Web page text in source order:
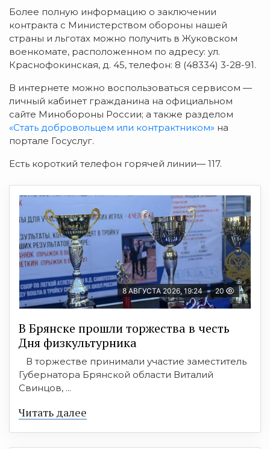
Более полную информацию о заключении
контракта с Министерством обороны нашей
страны и льготах можно получить в Жуковском
военкомате, расположенном по адресу: ул.
Краснофокинская, д. 45, телефон: 8 (48334) 3-28-91.
В интернете можно воспользоваться сервисом —
личный кабинет гражданина на официальном
сайте Минобороны России; а также разделом
«Стать добровольцем или контрактником» на
портале Госуслуг.
Есть короткий телефон горячей линии— 117.
8 АВГУСТА 2026, 19:24 20
В Брянске прошли торжества в честь
Дня физкультурника
В торжестве принимали участие заместитель
Губернатора Брянской области Виталий
Свинцов, ...
Читать далее